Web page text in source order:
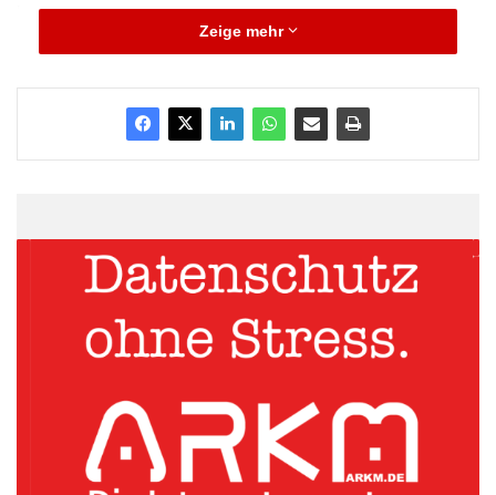
kann.
Bilder bestellen – und anschließend mitverdienen
Zeige mehr